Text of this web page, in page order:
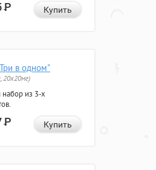
Р Купить
в одном"
20x20мг)
из 3-х
Р Купить